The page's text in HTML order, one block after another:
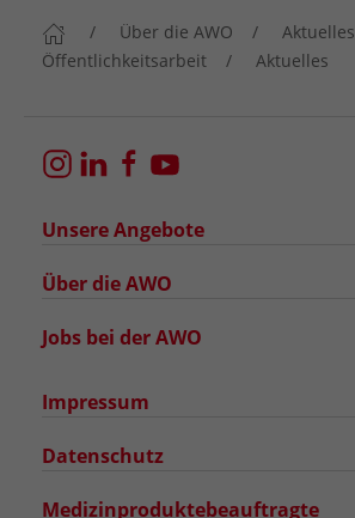
Über die AWO
Aktuelles
Öffentlichkeitsarbeit
Aktuelles
Unsere Angebote
Über die AWO
Jobs bei der AWO
Impressum
Datenschutz
Medizinproduktebeauftragte